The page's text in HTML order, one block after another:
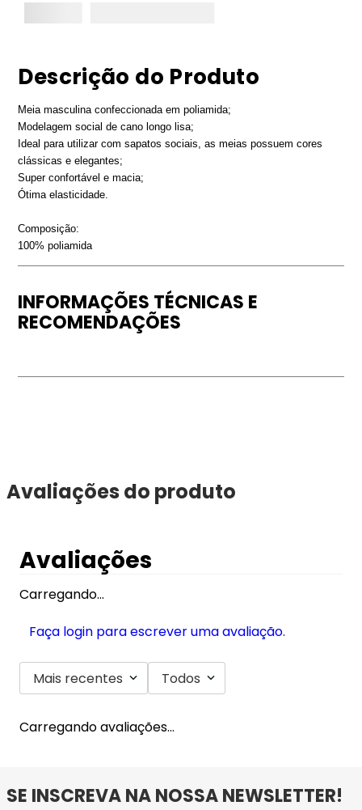
Descrição do Produto
Meia masculina confeccionada em poliamida;
Modelagem social de cano longo lisa;
Ideal para utilizar com sapatos sociais, as meias possuem cores
clássicas e elegantes;
Super confortável e macia;
Ótima elasticidade.
Composição:
100% poliamida
INFORMAÇÕES TÉCNICAS E
RECOMENDAÇÕES
Avaliações do produto
Avaliações
Carregando…
Faça login para escrever uma avaliação.
Mais recentes Todos
Carregando avaliações…
SE INSCREVA NA NOSSA NEWSLETTER!